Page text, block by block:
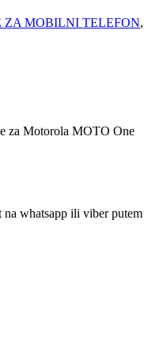
ZA MOBILNI TELEFON,
za Motorola MOTO One
whatsapp ili viber putem